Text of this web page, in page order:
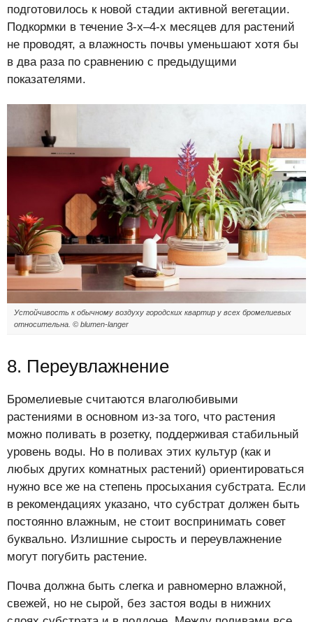
подготовилось к новой стадии активной вегетации.
Подкормки в течение 3-х–4-х месяцев для растений
не проводят, а влажность почвы уменьшают хотя бы
в два раза по сравнению с предыдущими
показателями.
Устойчивость к обычному воздуху городских квартир у всех бромелиевых
относительна. © blumen-langer
8. Переувлажнение
Бромелиевые считаются влаголюбивыми
растениями в основном из-за того, что растения
можно поливать в розетку, поддерживая стабильный
уровень воды. Но в поливах этих культур (как и
любых других комнатных растений) ориентироваться
нужно все же на степень просыхания субстрата. Если
в рекомендациях указано, что субстрат должен быть
постоянно влажным, не стоит воспринимать совет
буквально. Излишние сырость и переувлажнение
могут погубить растение.
Почва должна быть слегка и равномерно влажной,
свежей, но не сырой, без застоя воды в нижних